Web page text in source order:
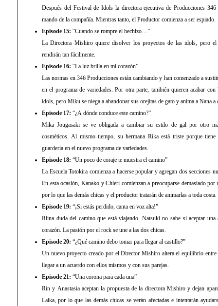
Después del Festival de Idols la directora ejecutiva de Producciones
mando de la compañía. Mientras tanto, el Productor comienza a ser espiado.
Episode 15: “Cuando se rompre el hechizo…”
La Directora Mishiro quiere disolver los proyectos de las idols, pero
rendirán tan fácilmente.
Episode 16: “La luz brilla en mi corazón”
Las normas en 346 Producciones están cambiando y han comenzado a
en el programa de variedades. Por otra parte, también quieren acabar
idols, pero Miku se niega a abandonar sus orejitas de gato y anima a Nana a
Episode 17: “¿A dónde conduce este camino?”
Mika Jougasaki se ve obligada a cambiar su estilo de gal por otro
cosméticos. Al mismo tiempo, su hermana Rika está triste porque
guardería en el nuevo programa de variedades.
Episode 18: “Un poco de coraje te muestra el camino”
La Escuela Totokira comienza a hacerse popular y agregan dos secciones
En esta ocasión, Kanako y Chieri comienzan a preocuparse demasiado
por lo que las demás chicas y el productor tratarán de animarlas a toda costa.
Episode 19: “¡Si estás perdido, canta en voz alta!”
Riina duda del camino que está viajando. Natsuki no sabe si aceptar
corazón. La pasión por el rock se une a las dos chicas.
Episode 20: “¿Qué camino debo tomar para llegar al castillo?”
Un nuevo proyecto creado por el Director Mishiro altera el equilibrio
llegar a un acuerdo con ellos mismos y con sus parejas.
Episode 21: “Una corona para cada una”
Rin y Anastasia aceptan la propuesta de la directora Mishiro y dejan
Laika, por lo que las demás chicas se verán afectadas e intentarán